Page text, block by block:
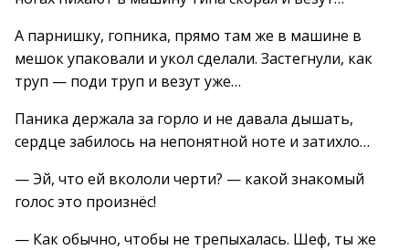
А парнишку, гопника, прямо там же в машине в
мешок упаковали и укол сделали. Застегнули, как
труп — поди труп и везут уже…
Паника держала за горло и не давала дышать,
сердце забилось на непонятной ноте и затихло…
— Эй, что ей вкололи черти? — какой знакомый
голос это произнёс!
— Как обычно, чтобы не трепыхалась. Шеф, ты же